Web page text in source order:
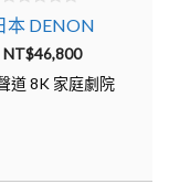
0
o
u
t
o
f
本 DENON
NT$46,800
道 8K 家庭劇院